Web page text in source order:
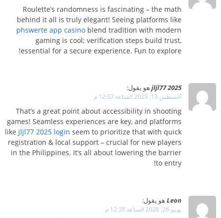
Roulette’s randomness is fascinating – the math
behind it all is truly elegant! Seeing platforms like
phswerte app casino blend tradition with modern
gaming is cool; verification steps build trust,
essential for a secure experience. Fun to explore!
jljl77 2025 هو يقول:
أغسطس 13, 2025 الساعة 12:07 م
That’s a great point about accessibility in shooting
games! Seamless experiences are key, and platforms
like jljl77 2025 login seem to prioritize that with quick
registration & local support – crucial for new players
in the Philippines. It’s all about lowering the barrier
to entry!
Leon هو يقول:
يونيو 26, 2026 الساعة 12:35 م